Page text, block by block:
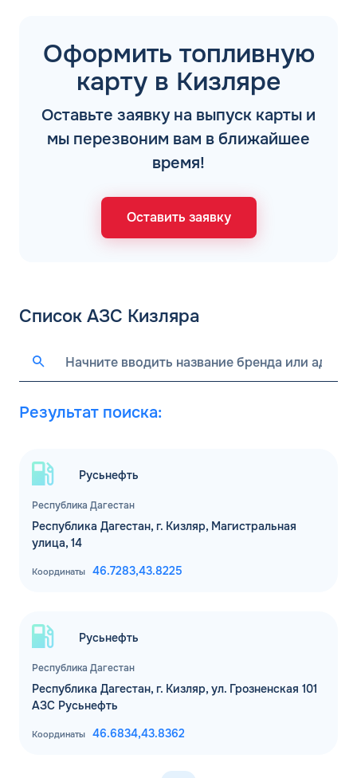
Оформить топливную
карту в Кизляре
Оставьте заявку на выпуск карты и
мы перезвоним вам в ближайшее
время!
Оставить заявку
Список АЗС Кизляра
Результат поиска:
Республика Дагестан
Русьнефть
Республика Дагестан, г. Кизляр, Магистральная
улица, 14
Координаты 46.7283,43.8225
Республика Дагестан
Русьнефть
Республика Дагестан, г. Кизляр, ул. Грозненская 101
АЗС Русьнефть
Координаты 46.6834,43.8362